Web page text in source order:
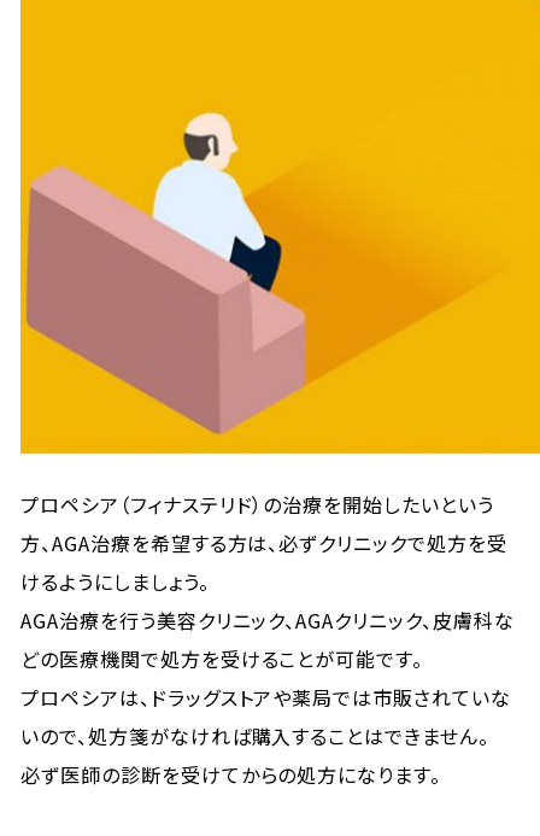
プロペシア（フィナステリド）の治療を開始したいという
方、AGA治療を希望する方は、必ずクリニックで処方を受
けるようにしましょう。
AGA治療を行う美容クリニック、AGAクリニック、皮膚科な
どの医療機関で処方を受けることが可能です。
プロペシアは、ドラッグストアや薬局では市販されていな
いので、処方箋がなければ購入することはできません。
必ず医師の診断を受けてからの処方になります。